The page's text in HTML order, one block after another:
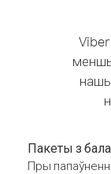
Пакеты з
Пры